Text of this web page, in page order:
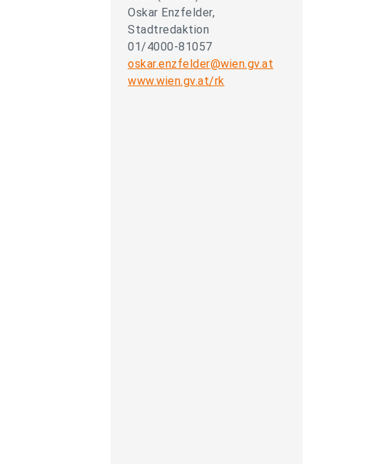
Oskar Enzfelder,
Stadtredaktion
01/4000-81057
oskar.enzfelder@wien.gv.at
www.wien.gv.at/rk